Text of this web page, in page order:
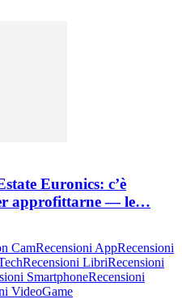
Euronics: c’è
approfittarne — le…
CamRecensioni AppRecensioni
Recensioni LibriRecensioni
SmartphoneRecensioni
VideoGame